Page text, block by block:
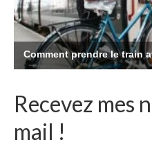
Recevez mes
mail !